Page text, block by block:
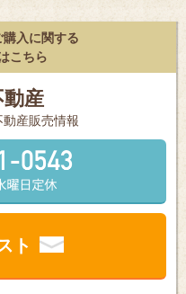
入に関する
こちら
産
産販売情報
ト